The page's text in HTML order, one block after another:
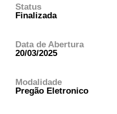
Status
Finalizada
Data de Abertura
20/03/2025
Modalidade
Pregão Eletronico